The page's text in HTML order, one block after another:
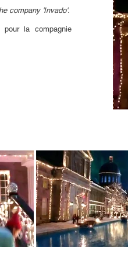
company 'Invado'.
pour la compagnie